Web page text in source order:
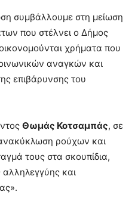
συμβάλλουμε στη μείωση
που στέλνει ο Δήμος
χρήματα που
αναγκών και
επιβάρυνσης του
Θωμάς Κοτσαμπάς, σε
ρούχων και
τους στα σκουπίδια,
αλληλεγγύης και